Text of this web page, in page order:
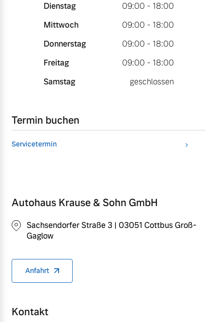
Dienstag
09:00 - 18:00
Mittwoch
09:00 - 18:00
Donnerstag
09:00 - 18:00
Freitag
09:00 - 18:00
Samstag
geschlossen
Termin buchen
Servicetermin
Autohaus Krause & Sohn GmbH
Sachsendorfer Straße 3 | 03051 Cottbus Groß-
Gaglow
Anfahrt
Kontakt